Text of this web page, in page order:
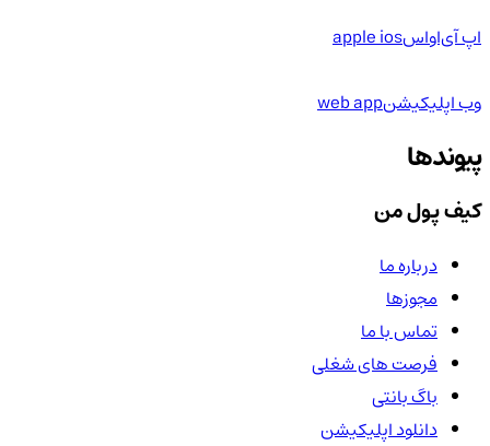
اپ آی‌او‌اسapple ios
وب اپلیکیشنweb app
پیوندها
کیف پول من
درباره ما
مجوزها
تماس با ما
فرصت های شغلی
باگ بانتی
دانلود اپلیکیشن